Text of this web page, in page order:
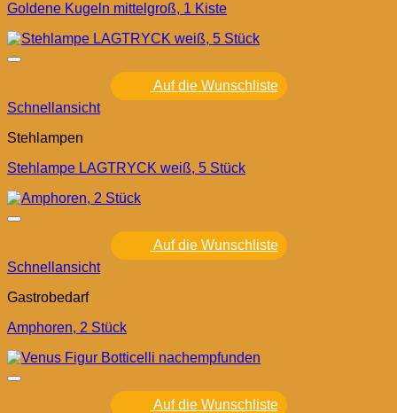
Goldene Kugeln mittelgroß, 1 Kiste
Auf die Wunschliste
Schnellansicht
Stehlampen
Stehlampe LAGTRYCK weiß, 5 Stück
Auf die Wunschliste
Schnellansicht
Gastrobedarf
Amphoren, 2 Stück
Auf die Wunschliste